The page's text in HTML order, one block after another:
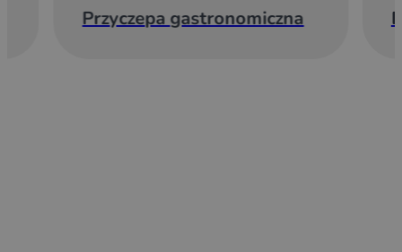
Przyczepa gastronomiczna